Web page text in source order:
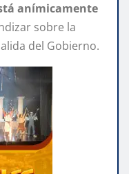
anímicamente
sobre la
del Gobierno.